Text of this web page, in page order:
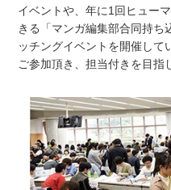
イベントや、年に1回ヒュー
きる「マンガ編集部合同持ち
ッチングイベントを開催して
ご参加頂き、担当付きを目指